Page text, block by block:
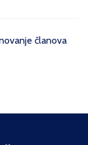
članova